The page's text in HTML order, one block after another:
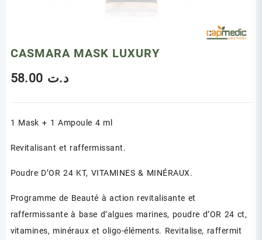
CASMARA MASK LUXURY
د.ت
1 Mask + 1 Ampoule 4 ml
Revitalisant et raffermissant.
Poudre D’OR 24 KT, VITAMINES & MINÉRAUX.
Programme de Beauté à action revitalisante et
raffermissante à base d’algues marines, poudre d’OR 24 ct,
vitamines, minéraux et oligo-éléments. Revitalise, raffermit